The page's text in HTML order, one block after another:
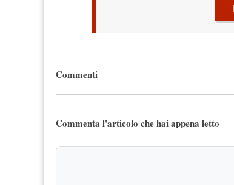
Commenti
Commenta l'articolo che hai appena letto